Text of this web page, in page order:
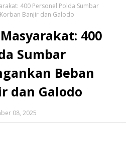
400 Personel Polda Sumbar
Banjir dan Galodo
400
Sumbar
Beban
dan Galodo
08, 2025